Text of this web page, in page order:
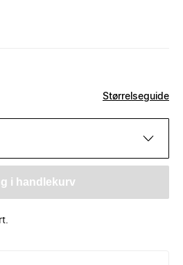
Størrelseguide
i handlekurv